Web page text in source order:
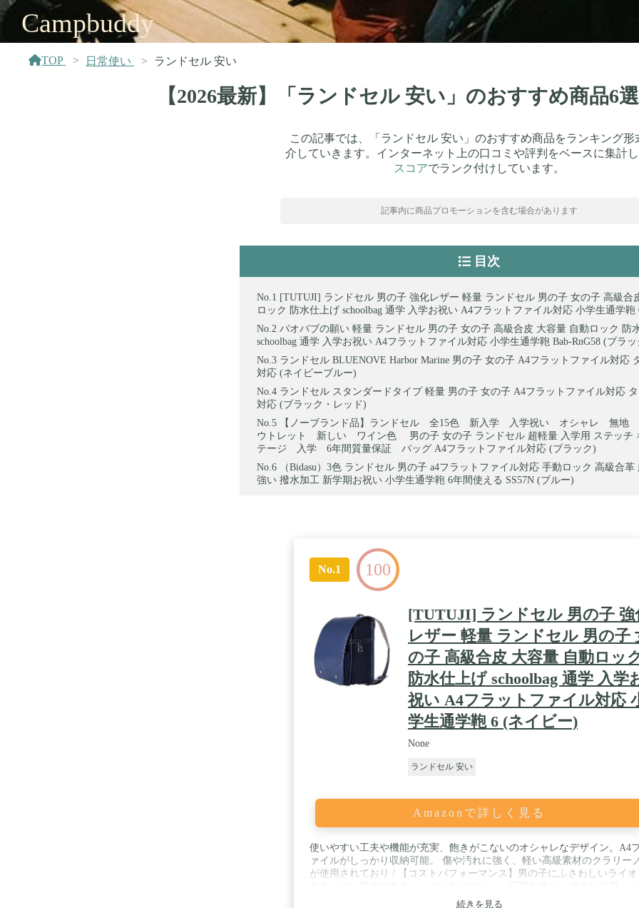
Campbuddy
TOP 日常使い ランドセル 安い
【2026最新】「ランドセル 安い」のおすすめ商品6
この記事では、「ランドセル 安い」のおすすめ商品をランキング形
介していきます。インターネット上の口コミや評判をベースに集計し
スコアでランク付けしています。
記事内に商品プロモーションを含む場合があります
目次
[TUTUJI] ランドセル 男の子 強化レザー 軽量 ランドセル 男の子 女の子 高級合
ロック 防水仕上げ schoolbag 通学 入学お祝い A4フラットファイル対応 小学生通学鞄
バオバブの願い 軽量 ランドセル 男の子 女の子 高級合皮 大容量 自動ロック 防
schoolbag 通学 入学お祝い A4フラットファイル対応 小学生通学鞄 Bab-RnG58 (ブラ
ランドセル BLUENOVE Harbor Marine 男の子 女の子 A4フラットファイル対応
対応 (ネイビーブルー)
ランドセル スタンダードタイプ 軽量 男の子 女の子 A4フラットファイル対応
対応 (ブラック・レッド)
【ノーブランド品】ランドセル 全15色 新入学 入学祝い オシャレ 無
ウトレット 新しい ワイン色 男の子 女の子 ランドセル 超軽量 入学用 ステッチ
テージ 入学 6年間質量保証 バッグ A4フラットファイル対応 (ブラック)
（Bidasu）3色 ランドセル 男の子 a4フラットファイル対応 手動ロック 高級合革
強い 撥水加工 新学期お祝い 小学生通学鞄 6年間使える SS57N (ブルー)
No.1 100
[TUTUJI] ランドセル 男の子 強
レザー 軽量 ランドセル 男の子
の子 高級合皮 大容量 自動ロッ
防水仕上げ schoolbag 通学 入学
祝い A4フラットファイル対応
学生通学鞄 6 (ネイビー)
None
ランドセル 安い
Amazonで詳しく見る
使いやすい工夫や機能が充実、飽きがこないのオシャレなデザイン。A4フ
ァイルがしっかり収納可能。 傷や汚れに強く、軽い高級素材のクラリーノ
が使用されており / 【コストパフォーマンス】男の子にふさわしいライオ
よりクーロならではのランドセル適正価格で、ハイコストパフォーマンス
続きを見る